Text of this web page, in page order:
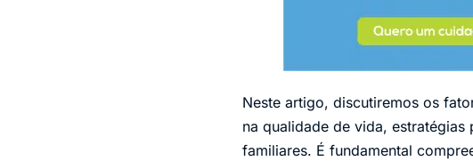
Neste artigo, discutiremos os
na qualidade de vida,
familiares. É fundamental